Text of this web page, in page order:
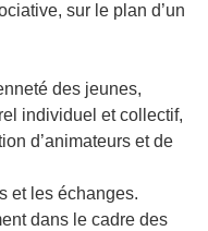
sur le plan d’un
des jeunes,
individuel et collectif,
d’animateurs et de
et les échanges.
dans le cadre des